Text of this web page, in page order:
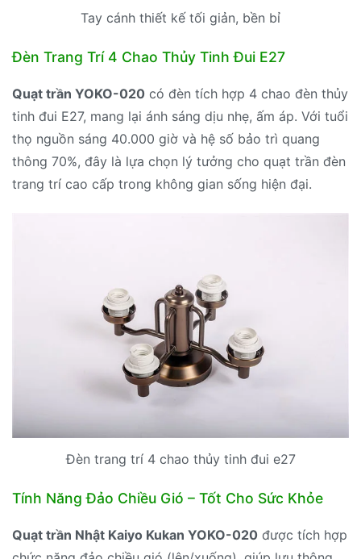
Tay cánh thiết kế tối giản, bền bỉ
Đèn Trang Trí 4 Chao Thủy Tinh Đui E27
Quạt trần YOKO-020 có đèn tích hợp 4 chao đèn thủy
tinh đui E27, mang lại ánh sáng dịu nhẹ, ấm áp. Với tuổi
thọ nguồn sáng 40.000 giờ và hệ số bảo trì quang
thông 70%, đây là lựa chọn lý tưởng cho quạt trần đèn
trang trí cao cấp trong không gian sống hiện đại.
Đèn trang trí 4 chao thủy tinh đui e27
Tính Năng Đảo Chiều Gió – Tốt Cho Sức Khỏe
Quạt trần Nhật Kaiyo Kukan YOKO-020 được tích hợp